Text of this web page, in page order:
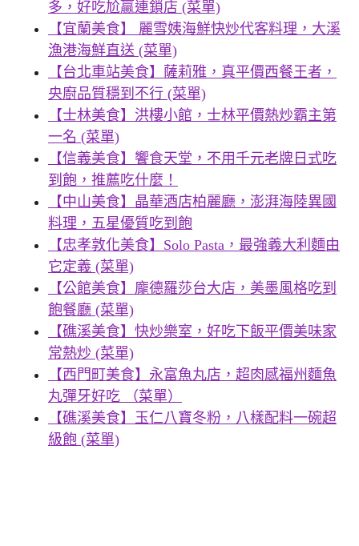
多，好吃尬贏連鎖店 (菜單)
【宜蘭美食】 麗雪姨海鮮快炒代客料理，大溪
漁港海鮮直送 (菜單)
【台北車站美食】薩莉雅，真平價西餐王者，
央廚品質穩到不行 (菜單)
【士林美食】洪樓小館，士林平價熱炒霸主第
一名 (菜單)
【信義美食】饗食天堂，不用千元老牌日式吃
到飽，推薦吃什麼！
【中山美食】晶華酒店柏麗廳，澎湃海陸異國
料理，五星優質吃到飽
【忠孝敦化美食】Solo Pasta，最強義大利麵由
它定義 (菜單)
【公館美食】龐德羅莎台大店，美墨風格吃到
飽餐廳 (菜單)
【礁溪美食】快炒樂室，好吃下飯平價美味家
常熱炒 (菜單)
【西門町美食】永富魚丸店，超肉感福州麵魚
丸彈牙好吃 （菜單）
【礁溪美食】玉仁八寶冬粉，八樣配料一碗超
級飽 (菜單)